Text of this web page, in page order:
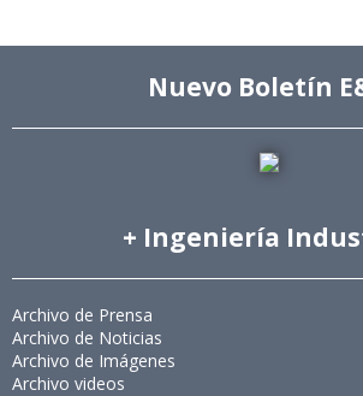
Nuevo Boletín
+ Ingeniería
Archivo de Prensa
Archivo de Noticias
Archivo de Imágenes
Archivo videos